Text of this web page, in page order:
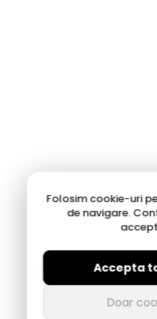
Folosim cookie-uri
de navigare.
Accepta
Doar